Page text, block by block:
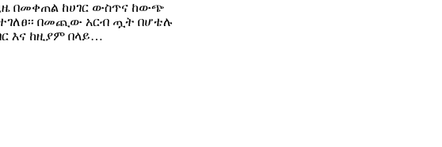
በመቀጠል ከሀገር ውስጥና ከውጭ
በመጪው አርብ ጧት በሆቴሉ
እና ከዚያም በላይ…